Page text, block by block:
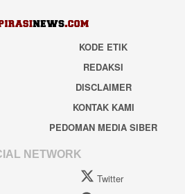
KODE ETIK
REDAKSI
DISCLAIMER
KONTAK KAMI
PEDOMAN MEDIA SIBER
NETWORK
Twitter